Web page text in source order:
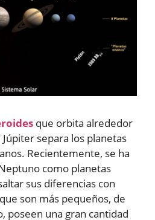
que orbita alrededor
separa los planetas
Recientemente, se ha
como planetas
sus diferencias con
son más pequeños, de
poseen una gran cantidad